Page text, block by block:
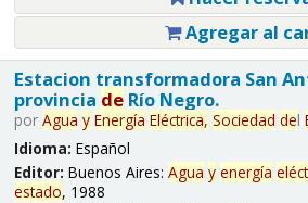
Agregar al
Estacion transformadora San
provincia deRío Negro.
por Agua y Energía Eléctrica, Sociedad del
Idioma: Español
Editor: Buenos Aires: Agua y energía
estado, 1988